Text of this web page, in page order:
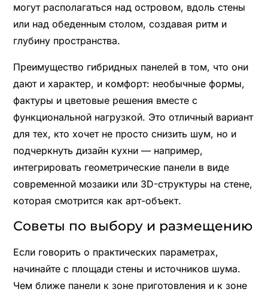
могут располагаться над островом, вдоль стены
или над обеденным столом, создавая ритм и
глубину пространства.
Преимущество гибридных панелей в том, что они
дают и характер, и комфорт: необычные формы,
фактуры и цветовые решения вместе с
функциональной нагрузкой. Это отличный вариант
для тех, кто хочет не просто снизить шум, но и
подчеркнуть дизайн кухни — например,
интегрировать геометрические панели в виде
современной мозаики или 3D-структуры на стене,
которая смотрится как арт-объект.
Советы по выбору и размещению
Если говорить о практических параметрах,
начинайте с площади стены и источников шума.
Чем ближе панели к зоне приготовления и к зоне